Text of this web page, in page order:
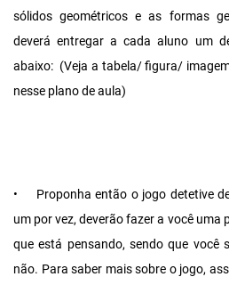
sólidos geométricos e as formas
deverá entregar a cada aluno um
abaixo: (Veja a tabela/ figura/
nesse plano de aula)
•
Proponha então o jogo detetive
um por vez, deverão fazer a você
que está pensando, sendo que você
não. Para saber mais sobre o jogo,